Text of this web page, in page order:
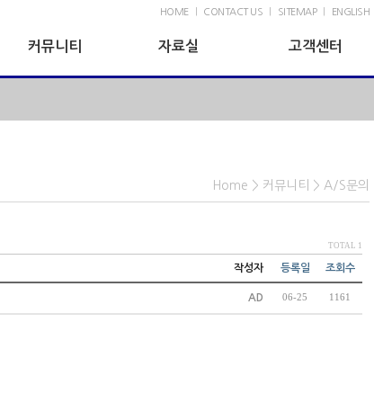
HOME CONTACT US SITEMAP ENGLISH
커뮤니티 자료실 고객센터
Home > 커뮤니티 > A/S문의
TOTAL 1
작성자 등록일 조회수
AD 06-25 1161